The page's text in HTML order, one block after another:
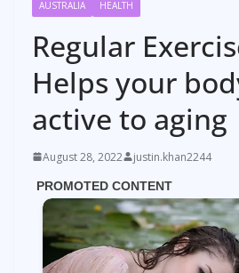
AUSTRALIA HEALTH
Regular
Helps your
active to aging
August 28, 2022 justin.khan2244